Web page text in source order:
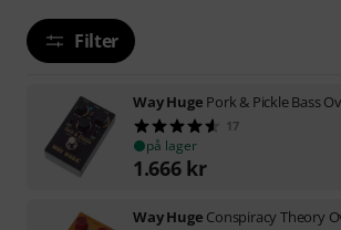
Filter
Way Huge Pork & Pickle Bass
17
på lager
1.666 kr
Way Huge Conspiracy Theory